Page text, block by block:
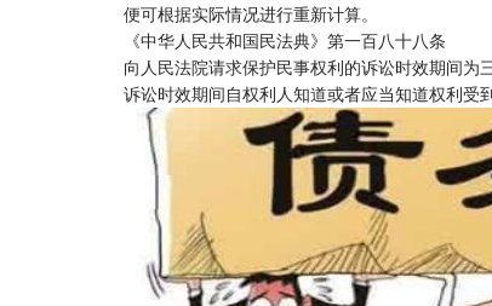
便可根据实际情况进行重新计算。
《中华人民共和国民法典》第一百八十八条
向人民法院请求保护民事权利的诉讼时效期间为
诉讼时效期间自权利人知道或者应当知道权利受